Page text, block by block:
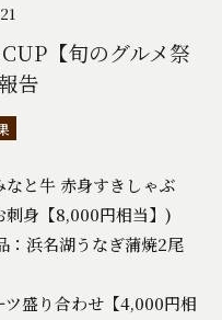
【旬のグルメ祭
告
と牛 赤身すきしゃぶ
身【8,000円相当】)
浜名湖うなぎ蒲焼2尾
盛り合わせ【4,000円相